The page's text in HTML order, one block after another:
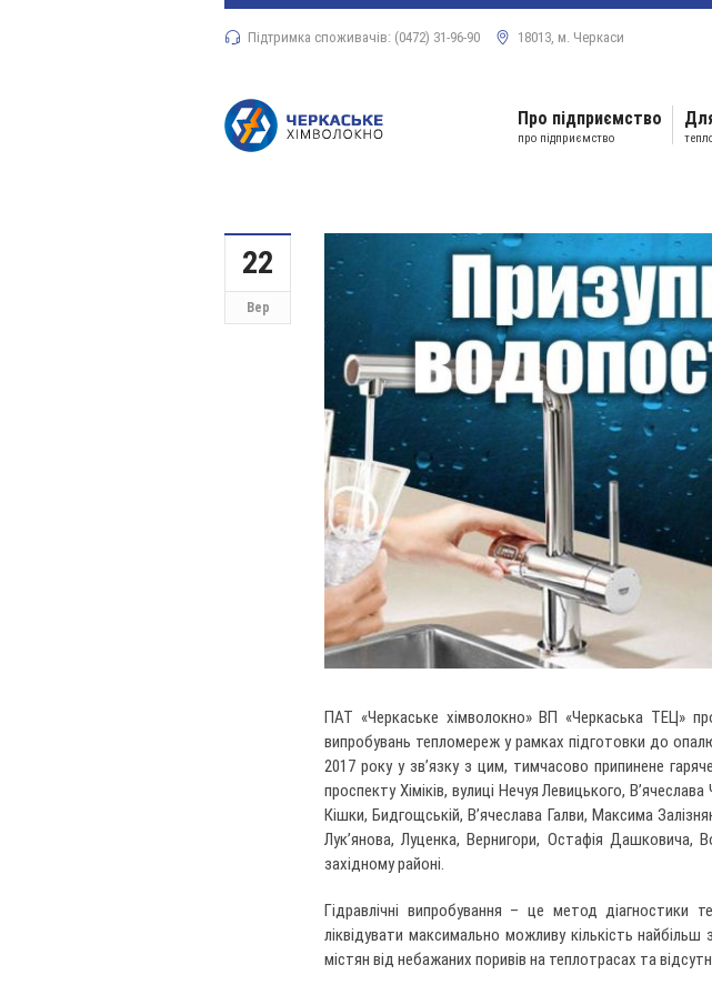
Підтримка споживачів: (0472) 31-96-90 18013, м. Черкаси
Про підприємство
про підприємство
22
Вер
ПАТ «Черкаське хімволокно» ВП «Черкаська ТЕЦ»
випробувань тепломереж у рамках підготовки до
2017 року у зв’язку з цим, тимчасово припинене
проспекту Хіміків, вулиці Нечуя Левицького,
Кішки, Бидгощській, В’ячеслава Галви, Максима
Лук’янова, Луценка, Вернигори, Остафія
західному районі.
Гідравлічні випробування – це метод діагностики
ліквідувати максимально можливу кількість
містян від небажаних поривів на теплотрасах та